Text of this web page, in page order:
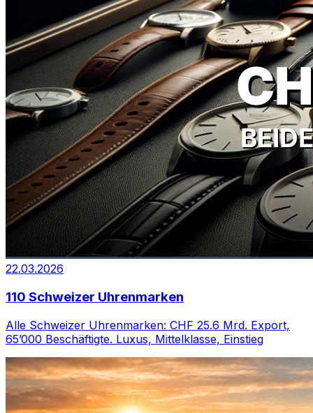
22.03.2026
110 Schweizer Uhrenmarken
Alle Schweizer Uhrenmarken: CHF 25.6 Mrd. Export,
65’000 Beschäftigte. Luxus, Mittelklasse, Einstieg